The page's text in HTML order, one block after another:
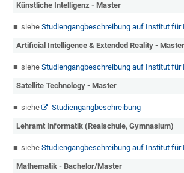
Künstliche Intelligenz - Master
sieheStudiengangbeschreibung auf Institut
Artificial Intelligence & Extended Reality - Master
sieheStudiengangbeschreibung auf Institut
Satellite Technology - Master
siehe Studiengangbeschreibung
Lehramt Informatik (Realschule, Gymnasium)
sieheStudiengangbeschreibung auf Institut
Mathematik - Bachelor/Master